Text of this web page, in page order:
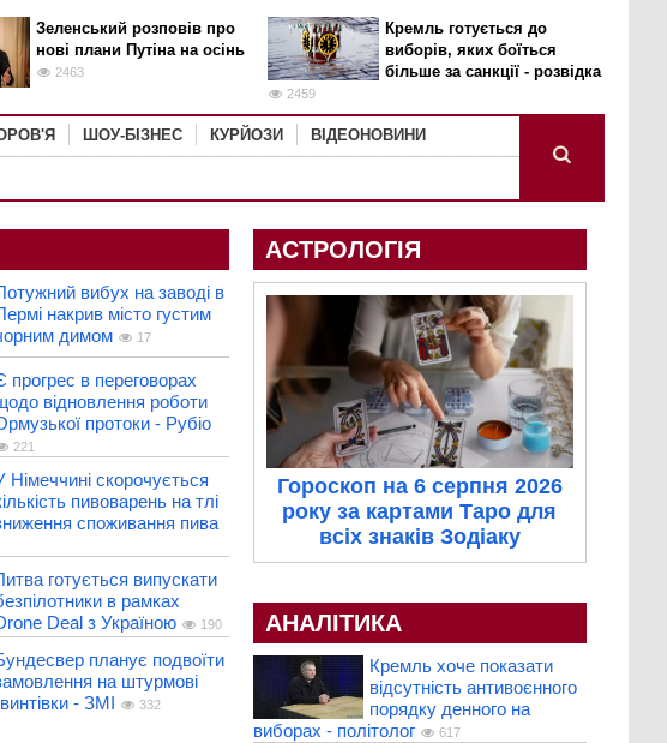
Зеленський розповів про
нові плани Путіна на осінь
2463
Кремль готується до
виборів, яких боїться
більше за санкції - розвідка
2459
ШОУ-БІЗНЕС КУРЙОЗИ ВІДЕОНОВИНИ
вибух на заводі в
накрив місто густим
димом
17
прогрес в переговорах
відновлення роботи
протоки - Рубіо
221
Німеччині скорочується
пивоварень на тлі
споживання пива
готується випускати
в рамках
Deal з Україною
190
планує подвоїти
на штурмові
- ЗМІ
332
АСТРОЛОГІЯ
Гороскоп на 6 серпня 2026
року за картами Таро для
всіх знаків Зодіаку
АНАЛІТИКА
Кремль хоче показати
відсутність антивоєнного
порядку денного на
виборах - політолог
617